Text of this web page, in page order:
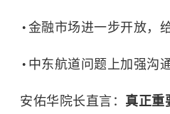
金融市场进一步开放，
中东航道问题上加强沟
安佑华院长直言： 真正重